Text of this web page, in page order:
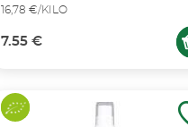
16,78 €/KILO
7.55 €